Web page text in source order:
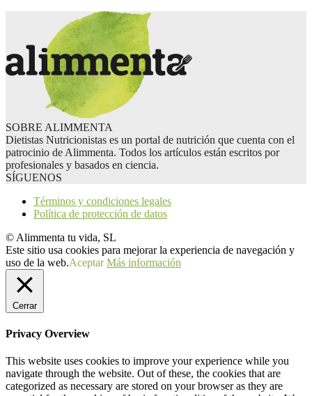
SOBRE ALIMMENTA
Dietistas Nutricionistas es un portal de nutrición que cuenta con el
patrocinio de Alimmenta. Todos los artículos están escritos por
profesionales y basados en ciencia.
SÍGUENOS
Términos y condiciones legales
Política de protección de datos
© Alimmenta tu vida, SL
Este sitio usa cookies para mejorar la experiencia de navegación y
uso de la web.Aceptar Más información
Cerrar
Privacy Overview
This website uses cookies to improve your experience while you
navigate through the website. Out of these, the cookies that are
categorized as necessary are stored on your browser as they are